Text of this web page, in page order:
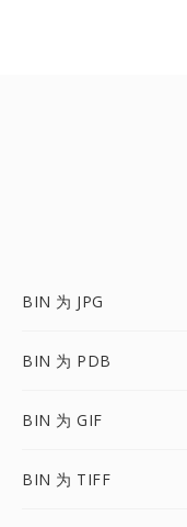
BIN 为 JPG
BIN 为 PDB
BIN 为 GIF
BIN 为 TIFF